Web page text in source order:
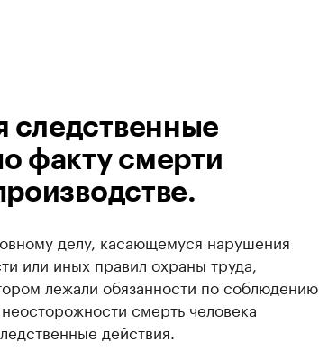
следственные
факту смерти
делу, касающемуся нарушения
или иных правил охраны труда,
лежали обязанности по соблюдению
смерть человека
действия.